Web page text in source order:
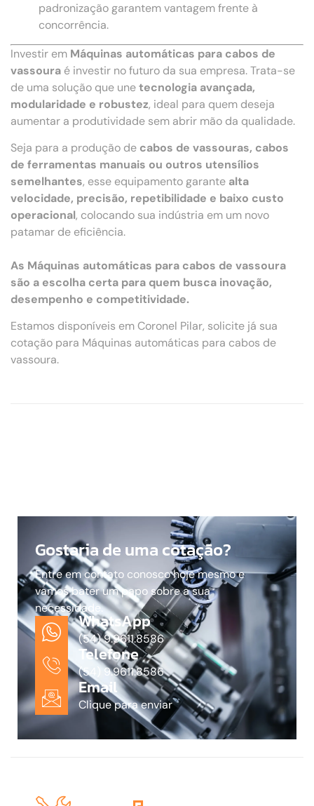
padronização garantem vantagem frente à
concorrência.
Investir em Máquinas automáticas para cabos de
vassoura é investir no futuro da sua empresa. Trata-se
de uma solução que unetecnologia avançada,
modularidade e robustez, ideal para quem deseja
aumentar a produtividade sem abrir mão da qualidade.
Seja para a produção de cabos de vassouras, cabos
de ferramentas manuais ou outros utensílios
semelhantes, esse equipamento garante alta
velocidade, precisão, repetibilidade e baixo custo
operacional, colocando sua indústria em um novo
patamar de eficiência.
As Máquinas automáticas para cabos de vassoura
são a escolha certa para quem busca inovação,
desempenho e competitividade.
Estamos disponíveis em Coronel Pilar, solicite já sua
cotação para Máquinas automáticas para cabos de
vassoura.
Gostaria de uma cotação?
Entre em contato conosco hoje mesmo e
vamos bater um papo sobre a sua
necessidade.
WhatsApp
(54) 9.9611.8586
Telefone
(54) 9.9611.8586
Email
Clique para enviar